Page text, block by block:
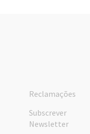
Reclamações
Subscrever
Newsletter